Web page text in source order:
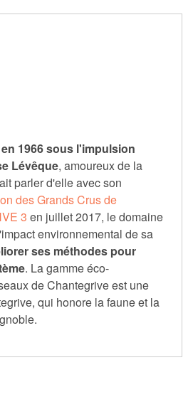
1966 sous l'impulsion
Lévêque, amoureux de la
parler d'elle avec son
des Grands Crus de
3 en juillet 2017, le domaine
environnemental de sa
ses méthodes pour
. La gamme éco-
de Chantegrive est une
qui honore la faune et la